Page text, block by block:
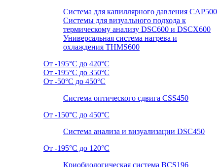
Система для капиллярного давления CAP500
Системы для визуального подхода к
термическому анализу DSC600 и DSCX600
Универсальная система нагрева и
охлаждения THMS600
От -195°C до 420°C
От -195°C до 350°C
От -50°C до 450°C
Система оптического сдвига CSS450
От -150°C до 450°C
Система анализа и визуализации DSC450
От -195°C до 120°C
Криобиологическая система BCS196